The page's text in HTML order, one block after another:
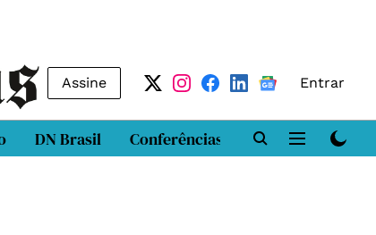
Assine Entrar
DN Brasil Conferências DN LAB